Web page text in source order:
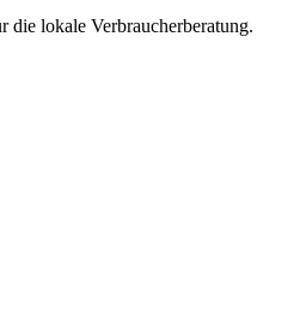
die lokale Verbraucherberatung.